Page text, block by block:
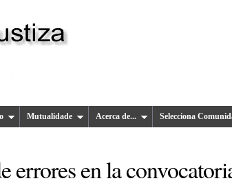
Mutualidade Acerca de... Selecciona
errores en la